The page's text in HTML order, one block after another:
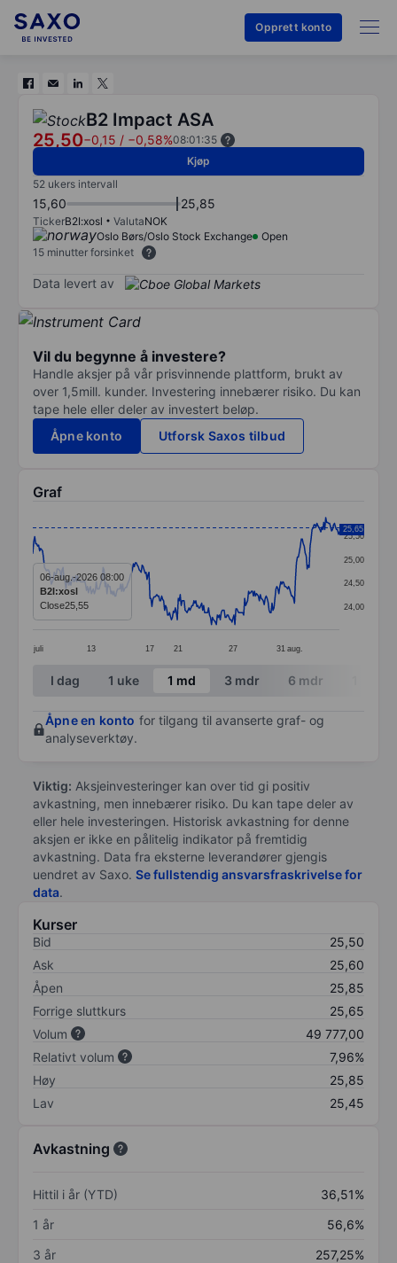
Opprett konto
B2 Impact ASA
25,50−0,15 / −0,58%08:01:35
Kjøp
52 ukers intervall
15,60 25,85
TickerB2I:xosl ValutaNOK
Oslo Børs/Oslo Stock Exchange
Open
15 minutter forsinket
Data levert av
Vil du begynne å investere?
Handle aksjer på vår prisvinnende plattform, brukt av
over 1,5mill. kunder. Investering innebærer risiko. Du kan
tape hele eller deler av investert beløp.
Åpne konto
Utforsk Saxos tilbud
Graf
Line chart with 315 data points.
The chart has 1 X axis displaying categories.
The chart has 1 Y axis displaying values. Data
juli 13 17 21 27 31 aug.
24,00
24,50
25,00
25,50
25,65
06-aug.-2026 08:00
B2I:xosl
Close25,55
End of interactive chart.
I dag 1 uke 1 md 3 mdr 6 mdr
Åpne en konto for tilgang til avanserte graf- og
analyseverktøy.
Viktig: Aksjeinvesteringer kan over tid gi positiv
avkastning, men innebærer risiko. Du kan tape deler av
eller hele investeringen. Historisk avkastning for denne
aksjen er ikke en pålitelig indikator på fremtidig
avkastning. Data fra eksterne leverandører gjengis
uendret av Saxo. Se fullstendig ansvarsfraskrivelse for
data.
Kurser
Bid
25,50
Ask
25,60
Åpen
25,85
Forrige sluttkurs
25,65
Volum
49 777,00
Relativt volum
7,96%
Høy
25,85
Lav
25,45
Avkastning
Hittil i år (YTD)
36,51%
1 år
56,6%
3 år
257,25%